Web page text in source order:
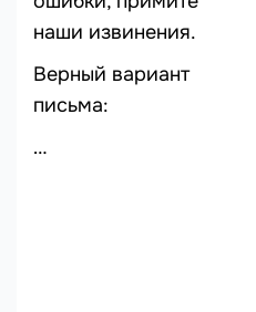
наши извинения.
Верный вариант
письма:
…